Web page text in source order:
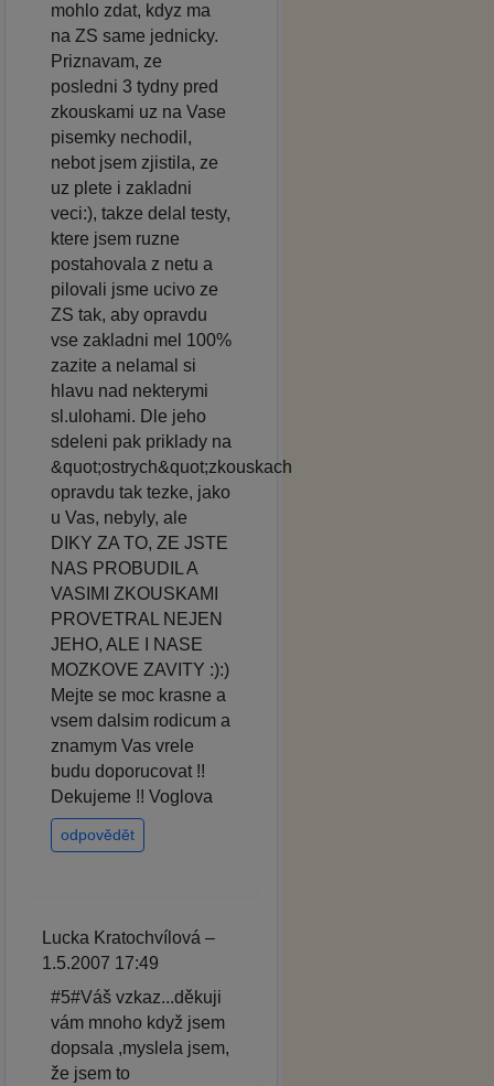
mohlo zdat, kdyz ma
na ZS same jednicky.
Priznavam, ze
posledni 3 tydny pred
zkouskami uz na Vase
pisemky nechodil,
nebot jsem zjistila, ze
uz plete i zakladni
veci:), takze delal testy,
ktere jsem ruzne
postahovala z netu a
pilovali jsme ucivo ze
ZS tak, aby opravdu
vse zakladni mel 100%
zazite a nelamal si
hlavu nad nekterymi
sl.ulohami. Dle jeho
sdeleni pak priklady na
&quot;ostrych&quot;zkouskach
opravdu tak tezke, jako
u Vas, nebyly, ale
DIKY ZA TO, ZE JSTE
NAS PROBUDIL A
VASIMI ZKOUSKAMI
PROVETRAL NEJEN
JEHO, ALE I NASE
MOZKOVE ZAVITY :):)
Mejte se moc krasne a
vsem dalsim rodicum a
znamym Vas vrele
budu doporucovat !!
Dekujeme !! Voglova
odpovědět
Lucka Kratochvílová –
1.5.2007 17:49
#5#Váš vzkaz...děkuji
vám mnoho když jsem
dopsala ,myslela jsem,
že jsem to